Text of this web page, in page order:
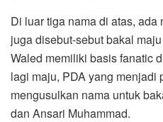
Di luar tiga nama di atas,
juga disebut-sebut bakal
Waled memiliki basis fanatic
lagi maju, PDA yang menjadi
mengusulkan nama untuk
dan Ansari Muhammad.